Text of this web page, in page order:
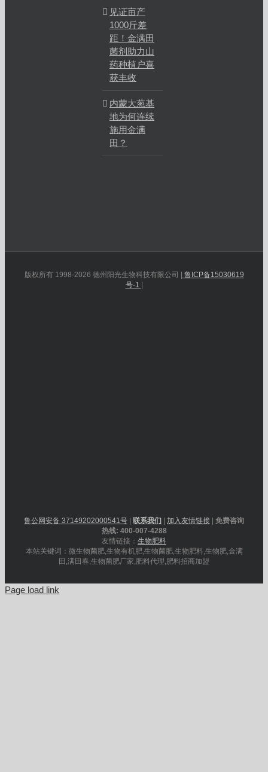
见证亩产
1000斤差
距！金满田
菌剂助力山
药种植户喜
获丰收
内蒙大葱基
地为何连续
施用金满
田？
版权所有 1998-2026 德州阳光生物科技有限公司 | 鲁ICP备15030619
号-1 |
鲁公网安备 37149202000541号 | 联系我们 | 加入友情链接 | 免费咨询
热线: 400-007-4288
友情链接： 生物肥料
本站关键词：微生物菌肥,生物有机肥,生物菌肥,生物肥料,生物肥,金满
田,满田春,生物菌肥厂家,肥料代理,肥料招商加盟
Page load link